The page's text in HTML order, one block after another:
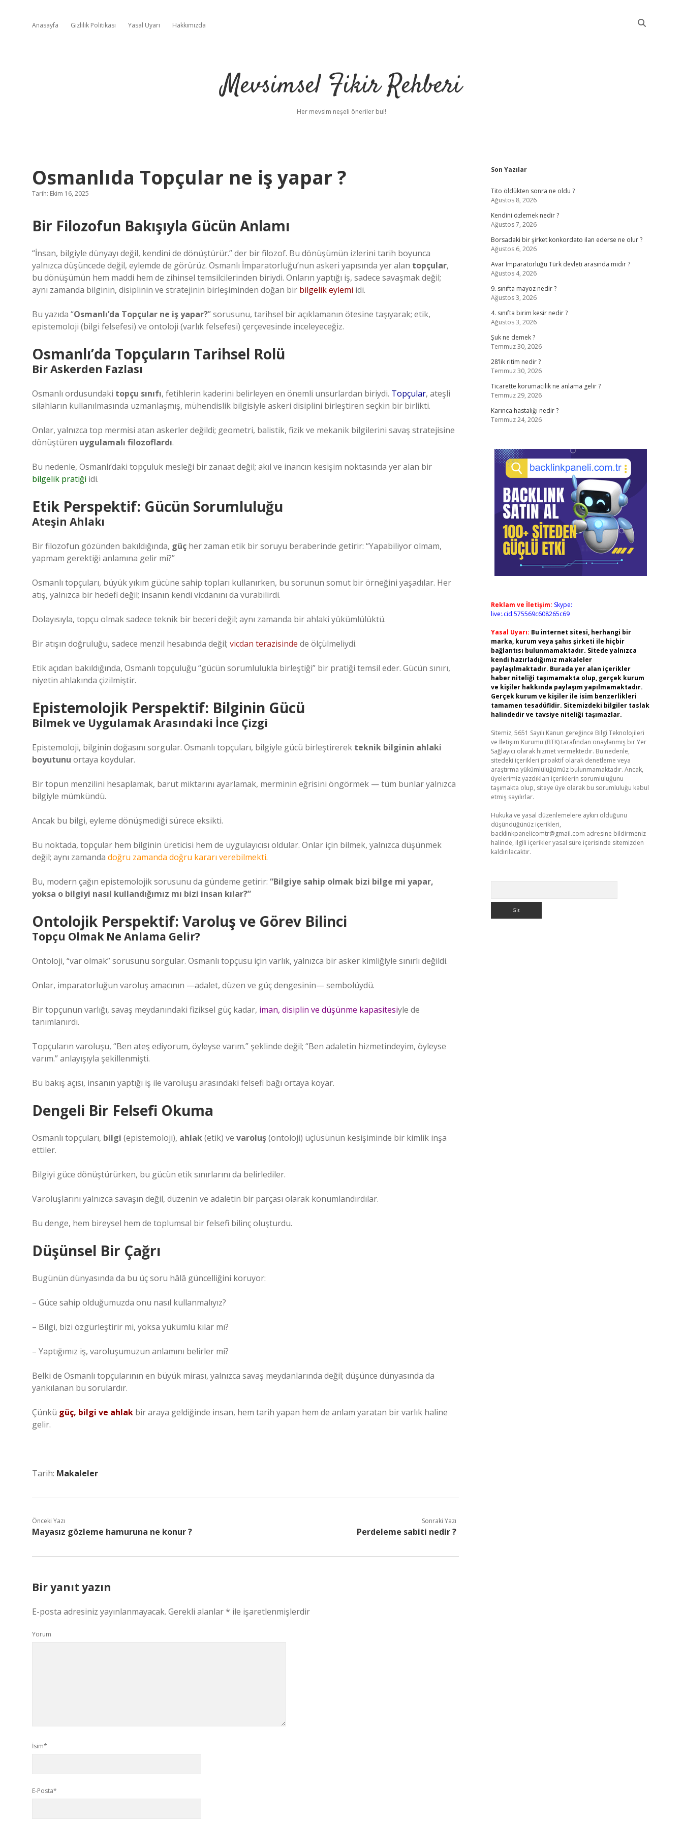
Anasayfa Gizlilik Politikası Yasal Uyarı Hakkımızda
Mevsimsel Fikir Rehberi
Her mevsim neşeli öneriler bul!
Osmanlıda Topçular ne iş yapar ?
Tarih: Ekim 16, 2025
Bir Filozofun Bakışıyla Gücün Anlamı
“İnsan, bilgiyle dünyayı değil, kendini de dönüştürür.” der bir filozof. Bu dönüşümün izlerini tarih boyunca
yalnızca düşüncede değil, eylemde de görürüz. Osmanlı İmparatorluğu’nun askeri yapısında yer alan topçular,
bu dönüşümün hem maddi hem de zihinsel temsilcilerinden biriydi. Onların yaptığı iş, sadece savaşmak değil;
aynı zamanda bilginin, disiplinin ve stratejinin birleşiminden doğan bir bilgelik eylemi idi.
Bu yazıda “Osmanlı’da Topçular ne iş yapar?” sorusunu, tarihsel bir açıklamanın ötesine taşıyarak; etik,
epistemoloji (bilgi felsefesi) ve ontoloji (varlık felsefesi) çerçevesinde inceleyeceğiz.
Osmanlı’da Topçuların Tarihsel Rolü
Bir Askerden Fazlası
Osmanlı ordusundaki topçu sınıfı, fetihlerin kaderini belirleyen en önemli unsurlardan biriydi. Topçular, ateşli
silahların kullanılmasında uzmanlaşmış, mühendislik bilgisiyle askeri disiplini birleştiren seçkin bir birlikti.
Onlar, yalnızca top mermisi atan askerler değildi; geometri, balistik, fizik ve mekanik bilgilerini savaş stratejisine
dönüştüren uygulamalı filozoflardı.
Bu nedenle, Osmanlı’daki topçuluk mesleği bir zanaat değil; akıl ve inancın kesişim noktasında yer alan bir
bilgelik pratiği idi.
Etik Perspektif: Gücün Sorumluluğu
Ateşin Ahlakı
Bir filozofun gözünden bakıldığında, güç her zaman etik bir soruyu beraberinde getirir: “Yapabiliyor olmam,
yapmam gerektiği anlamına gelir mi?”
Osmanlı topçuları, büyük yıkım gücüne sahip topları kullanırken, bu sorunun somut bir örneğini yaşadılar. Her
atış, yalnızca bir hedefi değil; insanın kendi vicdanını da vurabilirdi.
Dolayısıyla, topçu olmak sadece teknik bir beceri değil; aynı zamanda bir ahlaki yükümlülüktü.
Bir atışın doğruluğu, sadece menzil hesabında değil; vicdan terazisinde de ölçülmeliydi.
Etik açıdan bakıldığında, Osmanlı topçuluğu “gücün sorumlulukla birleştiği” bir pratiği temsil eder. Gücün sınırı,
niyetin ahlakında çizilmiştir.
Epistemolojik Perspektif: Bilginin Gücü
Bilmek ve Uygulamak Arasındaki İnce Çizgi
Epistemoloji, bilginin doğasını sorgular. Osmanlı topçuları, bilgiyle gücü birleştirerek teknik bilginin ahlaki
boyutunu ortaya koydular.
Bir topun menzilini hesaplamak, barut miktarını ayarlamak, merminin eğrisini öngörmek — tüm bunlar yalnızca
bilgiyle mümkündü.
Ancak bu bilgi, eyleme dönüşmediği sürece eksikti.
Bu noktada, topçular hem bilginin üreticisi hem de uygulayıcısı oldular. Onlar için bilmek, yalnızca düşünmek
değil; aynı zamanda doğru zamanda doğru kararı verebilmekti.
Bu, modern çağın epistemolojik sorusunu da gündeme getirir: “Bilgiye sahip olmak bizi bilge mi yapar,
yoksa o bilgiyi nasıl kullandığımız mı bizi insan kılar?”
Ontolojik Perspektif: Varoluş ve Görev Bilinci
Topçu Olmak Ne Anlama Gelir?
Ontoloji, “var olmak” sorusunu sorgular. Osmanlı topçusu için varlık, yalnızca bir asker kimliğiyle sınırlı değildi.
Onlar, imparatorluğun varoluş amacının —adalet, düzen ve güç dengesinin— sembolüydü.
Bir topçunun varlığı, savaş meydanındaki fiziksel güç kadar, iman, disiplin ve düşünme kapasitesiyle de
tanımlanırdı.
Topçuların varoluşu, “Ben ateş ediyorum, öyleyse varım.” şeklinde değil; “Ben adaletin hizmetindeyim, öyleyse
varım.” anlayışıyla şekillenmişti.
Bu bakış açısı, insanın yaptığı iş ile varoluşu arasındaki felsefi bağı ortaya koyar.
Dengeli Bir Felsefi Okuma
Osmanlı topçuları, bilgi (epistemoloji), ahlak(etik) ve varoluş(ontoloji) üçlüsünün kesişiminde bir kimlik inşa
ettiler.
Bilgiyi güce dönüştürürken, bu gücün etik sınırlarını da belirlediler.
Varoluşlarını yalnızca savaşın değil, düzenin ve adaletin bir parçası olarak konumlandırdılar.
Bu denge, hem bireysel hem de toplumsal bir felsefi bilinç oluşturdu.
Düşünsel Bir Çağrı
Bugünün dünyasında da bu üç soru hâlâ güncelliğini koruyor:
– Güce sahip olduğumuzda onu nasıl kullanmalıyız?
– Bilgi, bizi özgürleştirir mi, yoksa yükümlü kılar mı?
– Yaptığımız iş, varoluşumuzun anlamını belirler mi?
Belki de Osmanlı topçularının en büyük mirası, yalnızca savaş meydanlarında değil; düşünce dünyasında da
yankılanan bu sorulardır.
Çünkü güç, bilgi ve ahlak bir araya geldiğinde insan, hem tarih yapan hem de anlam yaratan bir varlık haline
gelir.
Tarih: Makaleler
Önceki Yazı
Mayasız gözleme hamuruna ne konur ?
Sonraki Yazı
Perdeleme sabiti nedir ?
Bir yanıt yazın
E-posta adresiniz yayınlanmayacak. Gerekli alanlar* ile işaretlenmişlerdir
Yorum
İsim*
E-Posta*
Sidebar
Son Yazılar
Tito öldükten sonra ne oldu ?
Ağustos 8, 2026
Kendini özlemek nedir ?
Ağustos 7, 2026
Borsadaki bir şirket konkordato ilan ederse ne olur ?
Ağustos 6, 2026
Avar İmparatorluğu Türk devleti arasında mıdır ?
Ağustos 4, 2026
9. sınıfta mayoz nedir ?
Ağustos 3, 2026
4. sınıfta birim kesir nedir ?
Ağustos 3, 2026
Şuk ne demek ?
Temmuz 30, 2026
28’lik ritim nedir ?
Temmuz 30, 2026
Ticarette korumacilik ne anlama gelir ?
Temmuz 29, 2026
Karınca hastalığı nedir ?
Temmuz 24, 2026
Reklam ve İletişim: Skype:
live:.cid.575569c608265c69
Yasal Uyarı: Bu internet sitesi, herhangi bir
marka, kurum veya şahıs şirketi ile hiçbir
bağlantısı bulunmamaktadır. Sitede yalnızca
kendi hazırladığımız makaleler
paylaşılmaktadır. Burada yer alan içerikler
haber niteliği taşımamakta olup, gerçek kurum
ve kişiler hakkında paylaşım yapılmamaktadır.
Gerçek kurum ve kişiler ile isim benzerlikleri
tamamen tesadüfidir. Sitemizdeki bilgiler taslak
halindedir ve tavsiye niteliği taşımazlar.
Sitemiz, 5651 Sayılı Kanun gereğince Bilgi Teknolojileri
ve İletişim Kurumu (BTK) tarafından onaylanmış bir Yer
Sağlayıcı olarak hizmet vermektedir. Bu nedenle,
sitedeki içerikleri proaktif olarak denetleme veya
araştırma yükümlülüğümüz bulunmamaktadır. Ancak,
üyelerimiz yazdıkları içeriklerin sorumluluğunu
taşımakta olup, siteye üye olarak bu sorumluluğu kabul
etmiş sayılırlar.
Hukuka ve yasal düzenlemelere aykırı olduğunu
düşündüğünüz içerikleri,
backlinkpanelicomtr@gmail.com adresine bildirmeniz
halinde, ilgili içerikler yasal süre içerisinde sitemizden
kaldırılacaktır.